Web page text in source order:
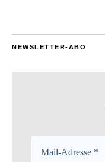
NEWSLETTER-ABO